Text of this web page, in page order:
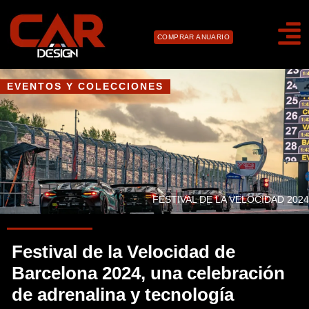
COMPRAR ANUARIO
EVENTOS Y COLECCIONES
FESTIVAL DE LA VELOCIDAD 2024
Festival de la Velocidad de
Barcelona 2024, una celebración
de adrenalina y tecnología